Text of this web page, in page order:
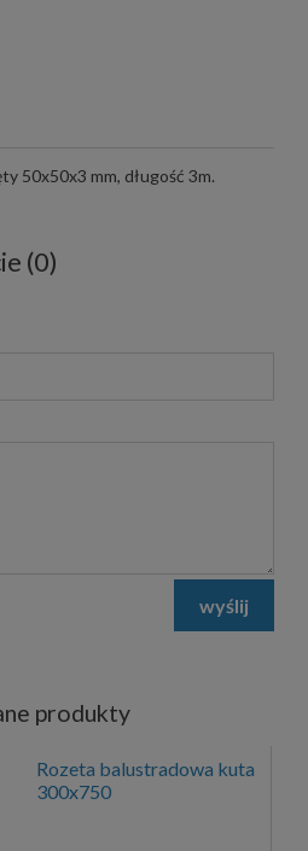
50x50x3 mm, długość 3m.
(0)
wyślij
produkty
Rozeta balustradowa kuta
300x750